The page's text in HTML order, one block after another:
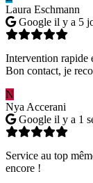
Laura Eschmann
Google il y a 5
Intervention rapide
Bon contact, je
N
Nya Accerani
Google il y a 1
Service au top
encore !